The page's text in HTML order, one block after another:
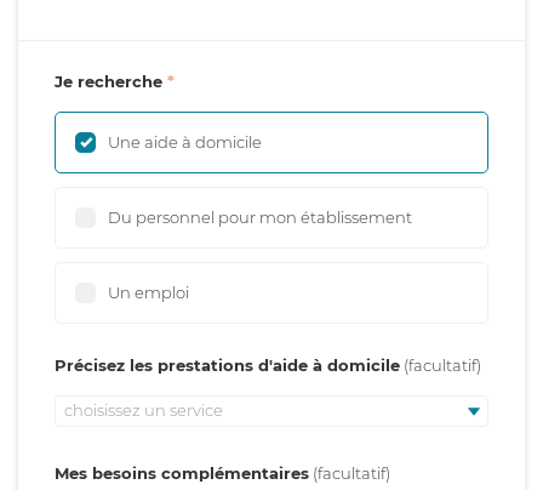
Je recherche
Une aide à domicile
Du personnel pour mon établissement
Un emploi
Précisez les prestations d'aide à domicile
choisissez un service
Mes besoins complémentaires